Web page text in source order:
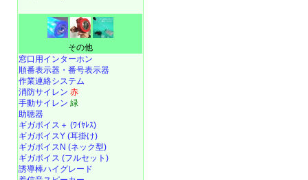
その他
窓口用インターホン
順番表示器・番号表示器
作業連絡システム
消防サイレン 赤
手動サイレン 緑
助聴器
ギガボイス＋ (ﾜｲﾔﾚｽ)
ギガボイスY (耳掛け)
ギガボイスN (ネック型)
ギガボイス (フルセット)
誘導棒ハイグレード